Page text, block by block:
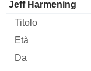
Manager Titolo
Jeff Harmening